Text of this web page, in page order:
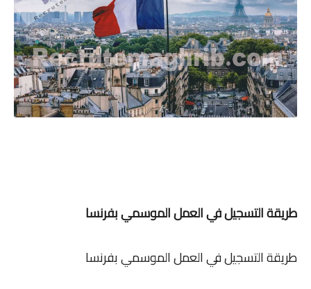
طريقة التسجيل في العمل الموسمي بفرنسا
طريقة التسجيل في العمل الموسمي بفرنسا